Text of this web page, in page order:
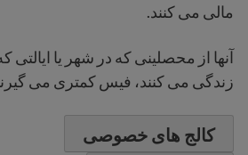
مالی می کنند.
آنها از محصلینی که در شهر یا ایالتی
زندگی می کنند، فیس کمتری می
کالج های خصوصی